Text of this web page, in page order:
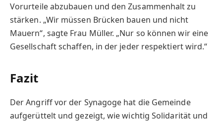
Vorurteile abzubauen und den Zusammenhalt zu
stärken. „Wir müssen Brücken bauen und nicht
Mauern“, sagte Frau Müller. „Nur so können wir eine
Gesellschaft schaffen, in der jeder respektiert wird.“
Fazit
Der Angriff vor der Synagoge hat die Gemeinde
aufgerüttelt und gezeigt, wie wichtig Solidarität und